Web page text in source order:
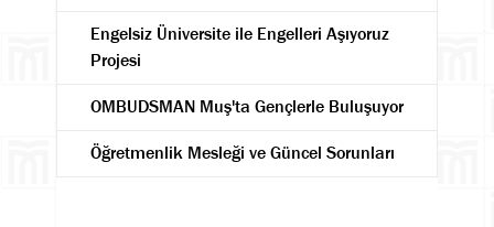
Engelsiz Üniversite ile Engelleri Aşıyoruz
Projesi
OMBUDSMAN Muş'ta Gençlerle Buluşuyor
Öğretmenlik Mesleği ve Güncel Sorunları